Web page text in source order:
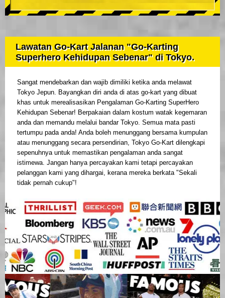
Lawatan Go-Kart Jalanan "Go-Karting
Superhero Kehidupan Sebenar" di Tokyo.
Sangat mendebarkan dan wajib dimiliki ketika anda melawat
Tokyo Jepun. Bayangkan diri anda di atas go-kart yang dibuat
khas untuk merealisasikan Pengalaman Go-Karting SuperHero
Kehidupan Sebenar! Berpakaian dalam kostum watak kegemaran
anda dan memandu melalui bandar Tokyo. Semua mata pasti
tertumpu pada anda! Anda boleh menunggang bersama kumpulan
atau menunggang secara persendirian, Tokyo Go-Kart dilengkapi
sepenuhnya untuk memastikan pengalaman anda sangat
istimewa. Jangan hanya percayakan kami tetapi percayakan
pelanggan kami yang dihargai, kerana mereka berkata "Sekali
tidak pernah cukup"!